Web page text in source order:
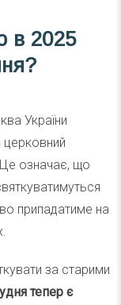
в 2025
України
церковний
означає, що
припадатиме на
за старими
тепер є